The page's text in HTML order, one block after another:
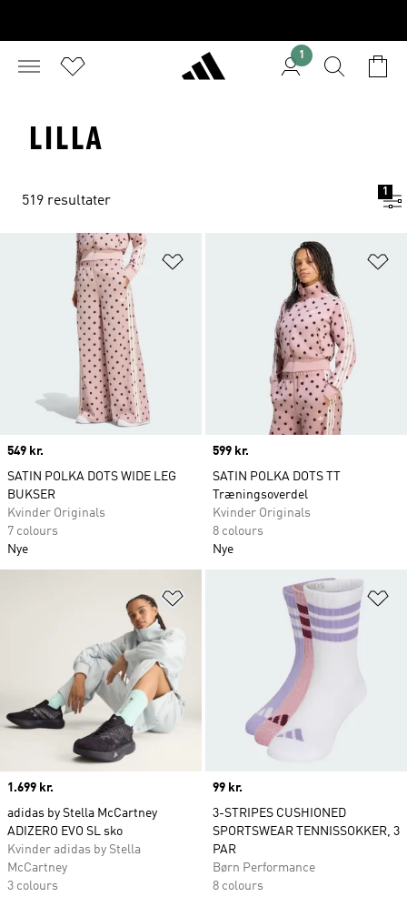
1
LILLA
519 resultater
1
Price
549 kr.
SATIN POLKA DOTS WIDE LEG
BUKSER
Kvinder Originals
7 colours
Nye
Price
599 kr.
SATIN POLKA DOTS TT
Træningsoverdel
Kvinder Originals
8 colours
Nye
Føj til ønskeliste
Price
1.699 kr.
adidas by Stella McCartney
ADIZERO EVO SL sko
Kvinder adidas by Stella
McCartney
3 colours
Price
99 kr.
3-STRIPES CUSHIONED
SPORTSWEAR TENNISSOKKER, 3
PAR
Børn Performance
8 colours